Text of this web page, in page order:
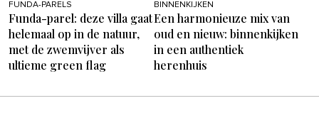
FUNDA-PARELS
Funda-parel: deze villa gaat
helemaal op in de natuur,
met de zwemvijver als
ultieme green flag
BINNENKIJKEN
Een harmonieuze mix van
oud en nieuw: binnenkijken
in een authentiek
herenhuis